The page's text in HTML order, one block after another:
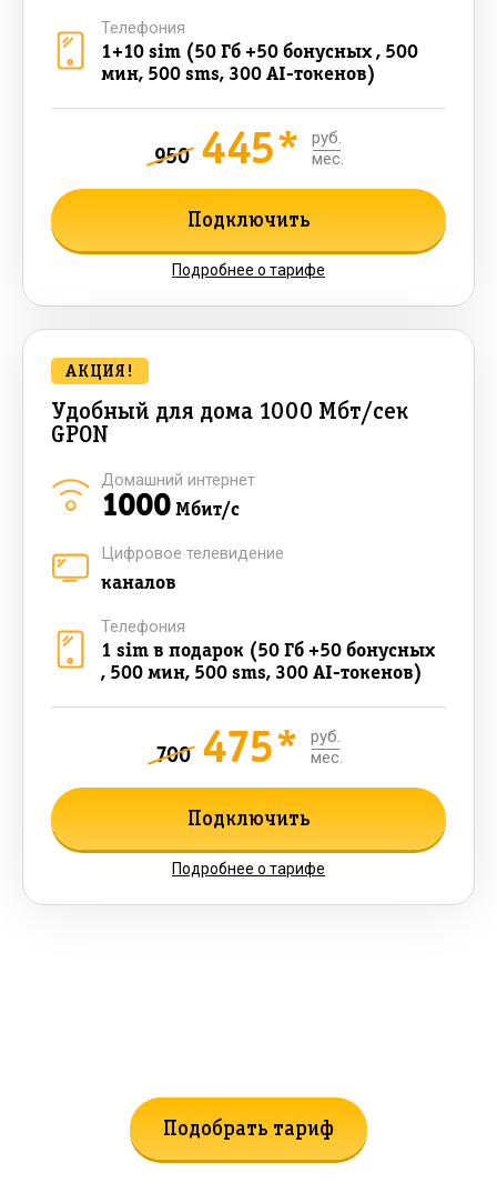
1+10 sim (50 Гб +50 бонусных , 500
мин, 500 sms, 300 AI-токенов)
Телефония
950 445*
руб.
мес.
Подключить
Подробнее о тарифе
Удобный для дома 1000 Мбт/сек
GPON
АКЦИЯ!
1000Мбит/с
Домашний интернет
каналов
Цифровое телевидение
1 sim в подарок (50 Гб +50 бонусных
, 500 мин, 500 sms, 300 AI-токенов)
Телефония
700 475*
руб.
мес.
Подключить
Подробнее о тарифе
Подобрать тариф